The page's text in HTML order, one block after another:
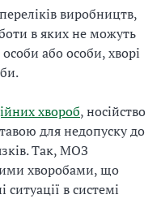
виробництв,
в яких не можуть
або особи, хворі
хвороб, носійство
для недопуску до
Так, МОЗ
хворобами, що
в системі